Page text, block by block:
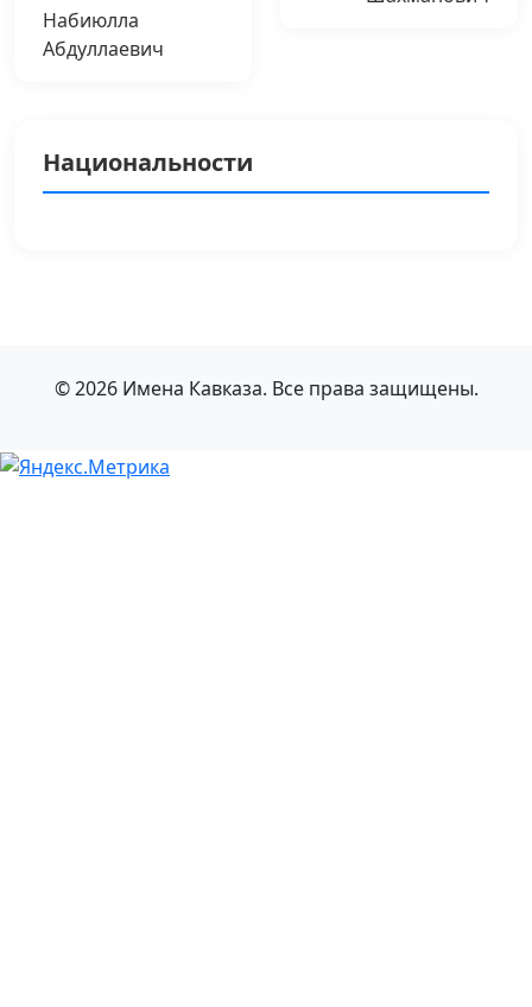
Набиюлла
Абдуллаевич
Национальности
© 2026 Имена Кавказа. Все права защищены.